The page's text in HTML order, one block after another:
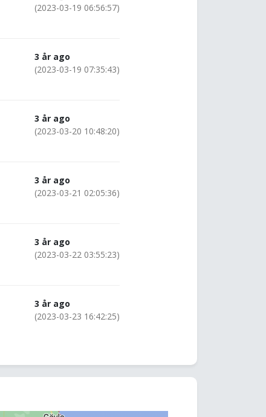
(2023-03-19 06:56:57)
3 år ago
(2023-03-19 07:35:43)
3 år ago
(2023-03-20 10:48:20)
3 år ago
(2023-03-21 02:05:36)
3 år ago
(2023-03-22 03:55:23)
3 år ago
(2023-03-23 16:42:25)